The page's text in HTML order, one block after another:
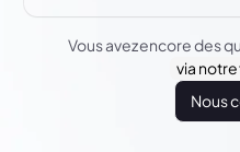
Vous avez encore des
via
Nous